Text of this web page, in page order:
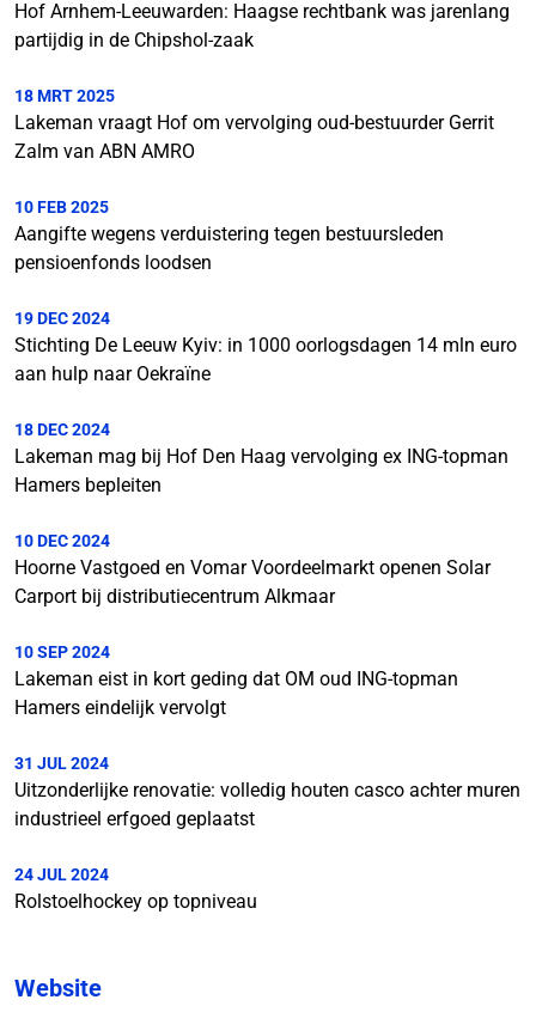
Hof Arnhem-Leeuwarden: Haagse rechtbank was jarenlang
partijdig in de Chipshol-zaak
18 MRT 2025
Lakeman vraagt Hof om vervolging oud-bestuurder Gerrit
Zalm van ABN AMRO
10 FEB 2025
Aangifte wegens verduistering tegen bestuursleden
pensioenfonds loodsen
19 DEC 2024
Stichting De Leeuw Kyiv: in 1000 oorlogsdagen 14 mln euro
aan hulp naar Oekraïne
18 DEC 2024
Lakeman mag bij Hof Den Haag vervolging ex ING-topman
Hamers bepleiten
10 DEC 2024
Hoorne Vastgoed en Vomar Voordeelmarkt openen Solar
Carport bij distributiecentrum Alkmaar
10 SEP 2024
Lakeman eist in kort geding dat OM oud ING-topman
Hamers eindelijk vervolgt
31 JUL 2024
Uitzonderlijke renovatie: volledig houten casco achter muren
industrieel erfgoed geplaatst
24 JUL 2024
Rolstoelhockey op topniveau
Website